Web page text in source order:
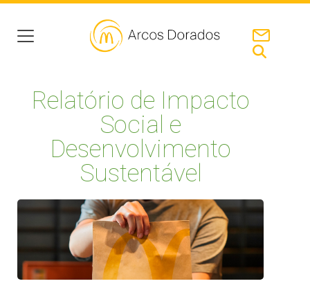
Relatório de Impacto
Social e
Desenvolvimento
Sustentável